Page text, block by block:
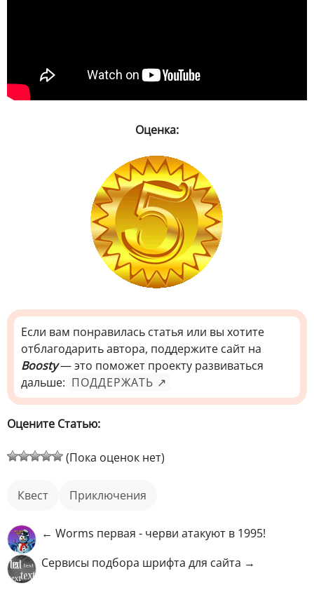
Оценка:
Если вам понравилась статья или вы хотите
отблагодарить автора, поддержите сайт на
Boosty— это поможет проекту развиваться
дальше: ПОДДЕРЖАТЬ ↗
Оцените Статью:
(Пока оценок нет)
квест приключения
← Worms первая - черви атакуют в 1995!
Сервисы подбора шрифта для сайта →